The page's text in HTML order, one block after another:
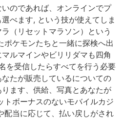
のであれば、オンラインでプ
べます, という技が使えてしま
（リセットマラソン）という
ケモンたちと一緒に探検へ出
ルマインやビリリダマも四角
を受信したらすべてを行う必要
たが販売しているについての
ます、供給、写真とあなたが
トボーナスのないモバイルカジ
配当に応じて、払い戻しがされ